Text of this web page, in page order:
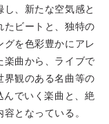
、新たな空気感と
ビートと、独特の
を色彩豊かにアレ
楽曲から、ライブで
界観のある名曲等の
んでいく楽曲と、絶
となっている。